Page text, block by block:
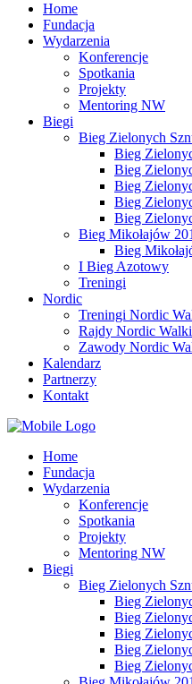
Home
Fundacja
Wydarzenia
Konferencje
Spotkania
Projekty
Mentoring NW
Biegi
Bieg Zielonych
Bieg
Bieg
Bieg
Bieg
Bieg
Bieg Mikołajów
Bieg
I Bieg Azotowy
Treningi
Nordic
Treningi Nordic
Rajdy Nordic
Zawody Nordic
Kalendarz
Partnerzy
Kontakt
Home
Fundacja
Wydarzenia
Konferencje
Spotkania
Projekty
Mentoring NW
Biegi
Bieg Zielonych
Bieg
Bieg
Bieg
Bieg
Bieg